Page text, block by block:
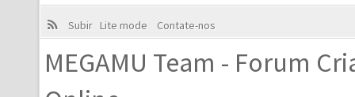
Subir Lite mode Contate-nos
MEGAMU Team - Forum